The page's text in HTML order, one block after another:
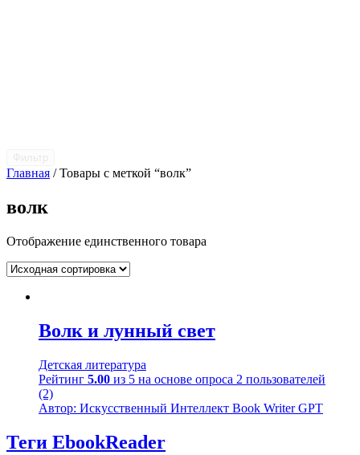
Главная / Товары с меткой “волк”
волк
Отображение единственного товара
Волк и лунный свет
Детская литература
Рейтинг 5.00 из 5 на основе опроса 2 пользователей
(2)
Автор: Искусственный Интеллект Book Writer GPT
Теги EbookReader